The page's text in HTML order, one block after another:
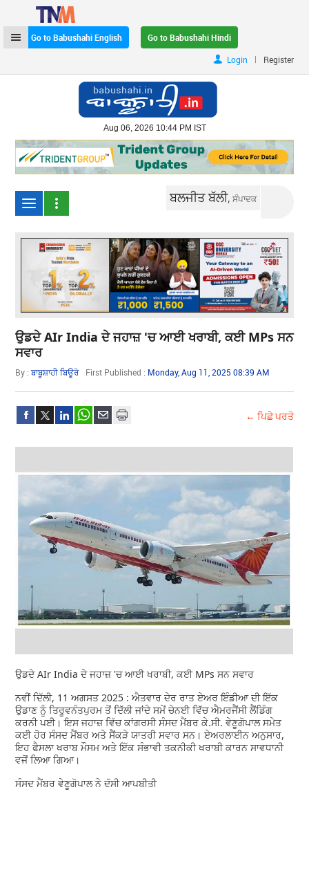
Go to Babushahi English
Go to Babushahi Hindi
Login
| Register
Aug 06, 2026 10:44 PM IST
ਬਲਜੀਤ ਬੱਲੀ,ਸੰਪਾਦਕ
ਉਡਦੇ AIr India ਦੇ ਜਹਾਜ਼ 'ਚ ਆਈ ਖਰਾਬੀ, ਕਈ MPs ਸਨ
ਸਵਾਰ
By :ਬਾਬੂਸ਼ਾਹੀ ਬਿਊਰੋ First Published : Monday, Aug 11, 2025 08:39 AM
← ਪਿਛੇ ਪਰਤੋ
ਉਡਦੇ AIr India ਦੇ ਜਹਾਜ਼ 'ਚ ਆਈ ਖਰਾਬੀ, ਕਈ MPs ਸਨ ਸਵਾਰ
ਨਵੀਂ ਦਿੱਲੀ, 11 ਅਗਸਤ 2025 : ਐਤਵਾਰ ਦੇਰ ਰਾਤ ਏਅਰ ਇੰਡੀਆ ਦੀ ਇੱਕ
ਉਡਾਣ ਨੂੰ ਤਿਰੂਵਨੰਤਪੁਰਮ ਤੋਂ ਦਿੱਲੀ ਜਾਂਦੇ ਸਮੇਂ ਚੇਨਈ ਵਿੱਚ ਐਮਰਜੈਂਸੀ ਲੈਂਡਿੰਗ
ਕਰਨੀ ਪਈ। ਇਸ ਜਹਾਜ਼ ਵਿੱਚ ਕਾਂਗਰਸੀ ਸੰਸਦ ਮੈਂਬਰ ਕੇ.ਸੀ. ਵੇਣੂਗੋਪਾਲ ਸਮੇਤ
ਕਈ ਹੋਰ ਸੰਸਦ ਮੈਂਬਰ ਅਤੇ ਸੈਂਕੜੇ ਯਾਤਰੀ ਸਵਾਰ ਸਨ। ਏਅਰਲਾਈਨ ਅਨੁਸਾਰ,
ਇਹ ਫੈਸਲਾ ਖਰਾਬ ਮੌਸਮ ਅਤੇ ਇੱਕ ਸੰਭਾਵੀ ਤਕਨੀਕੀ ਖਰਾਬੀ ਕਾਰਨ ਸਾਵਧਾਨੀ
ਵਜੋਂ ਲਿਆ ਗਿਆ।
ਸੰਸਦ ਮੈਂਬਰ ਵੇਣੂਗੋਪਾਲ ਨੇ ਦੱਸੀ ਆਪਬੀਤੀ